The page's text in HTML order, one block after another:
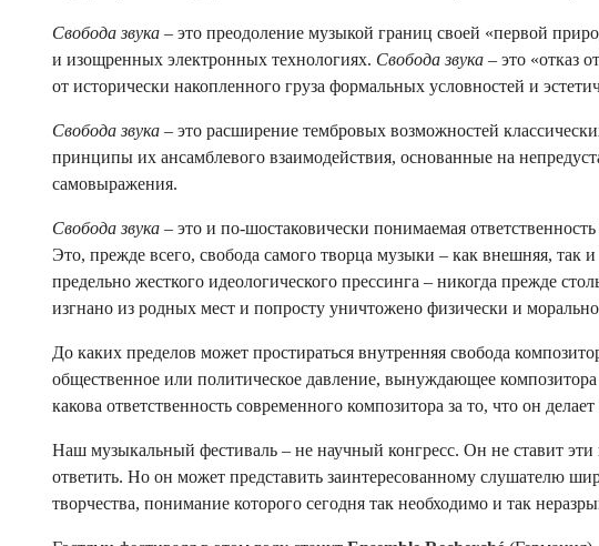
Свобода звука – это преодоление музыкой границ своей «первой
и изощренных электронных технологиях. Свобода звука – это «отказ
от исторически накопленного груза формальных условностей и
Свобода звука – это расширение тембровых возможностей
принципы их ансамблевого взаимодействия, основанные на
самовыражения.
Свобода звука – это и по-шостаковически понимаемая
Это, прежде всего, свобода самого творца музыки – как внешняя,
предельно жесткого идеологического прессинга – никогда прежде
изгнано из родных мест и попросту уничтожено физически и
До каких пределов может простираться внутренняя свобода
общественное или политическое давление, вынуждающее
какова ответственность современного композитора за то, что он делает
Наш музыкальный фестиваль – не научный конгресс. Он не ставит
ответить. Но он может представить заинтересованному слушателю
творчества, понимание которого сегодня так необходимо и так